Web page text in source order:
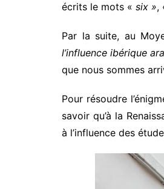
écrits le mots « six »,
Par la suite, au
l’influence ibérique
que nous sommes
Pour résoudre
savoir qu’à la
à l’influence des